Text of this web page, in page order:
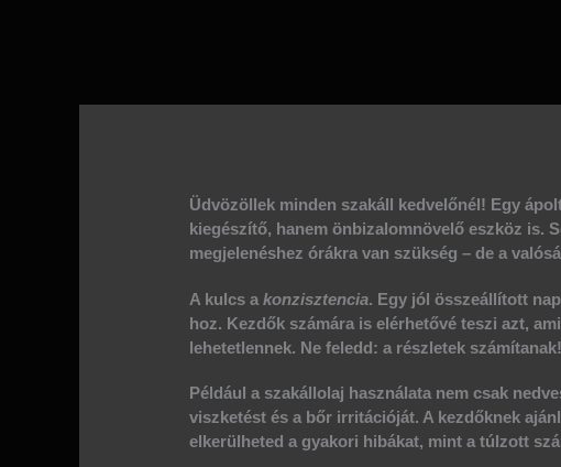
Üdvözöllek minden szakáll kedvelőnél! Egy
kiegészítő, hanem önbizalomnövelő eszköz is.
megjelenéshez órákra van szükség – de a
A kulcs akonzisztencia. Egy jól összeállított
hoz. Kezdők számára is elérhetővé teszi azt,
lehetetlennek. Ne feledd: a részletek számítanak!
Például a szakállolaj használata nem csak
viszketést és a bőr irritációját. A kezdőknek
elkerülheted a gyakori hibákat, mint a túlzott